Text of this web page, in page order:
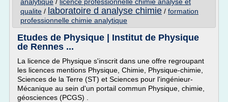
qualite / laboratoire d analyse chimie / formation
professionnelle chimie analytique
Etudes de Physique | Institut de Physique
de Rennes ...
La licence de Physique s'inscrit dans une offre regroupant
les licences mentions Physique, Chimie, Physique-chimie,
Sciences de la Terre (ST) et Sciences pour l'ingénieur-
Mécanique au sein d'un portail commun Physique, chimie,
géosciences (PCGS) .